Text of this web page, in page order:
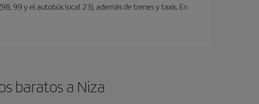
99 y el autobús local 23), además de trenes y taxis. En
baratos a Niza